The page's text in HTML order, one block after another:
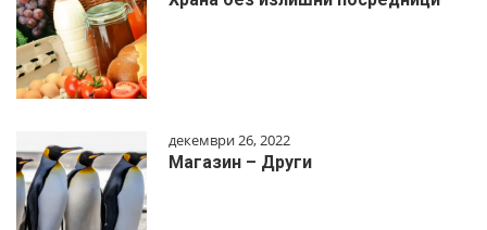
декември 26, 2022
Магазин – Други